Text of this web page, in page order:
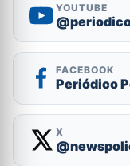
YOUTUBE
FACEBOOK
Periódico
X